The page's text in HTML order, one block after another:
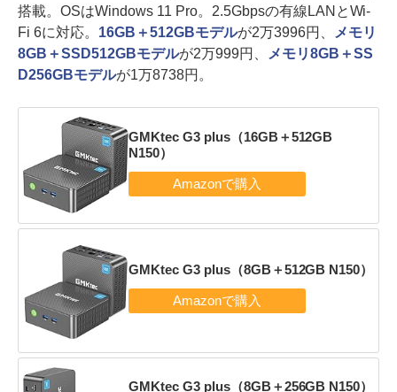
搭載。OSはWindows 11 Pro。2.5Gbpsの有線LANとWi-
Fi 6に対応。 16GB＋512GBモデルが2万3996円、
メモリ
8GB＋SSD512GBモデルが2万999円、
メモリ8GB＋SS
D256GBモデルが1万8738円。
GMKtec G3 plus（16GB＋512GB
N150）
GMKtec G3 plus（8GB＋512GB N150）
GMKtec G3 plus（8GB＋256GB N150）